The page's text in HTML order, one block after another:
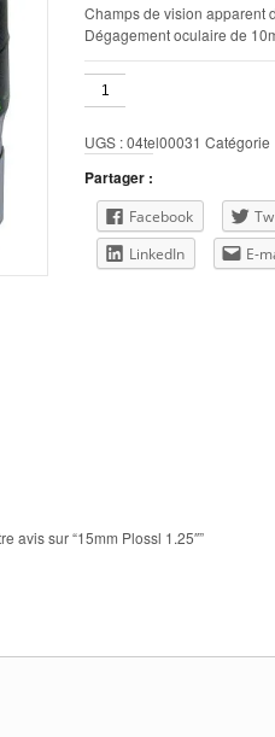
Champs de vision apparent
Dégagement oculaire de
quantité
de
Plossl
1.25"
UGS :04tel00031
Partager :
Facebook
LinkedIn
E-
avis sur “15mm Plossl 1.25″”